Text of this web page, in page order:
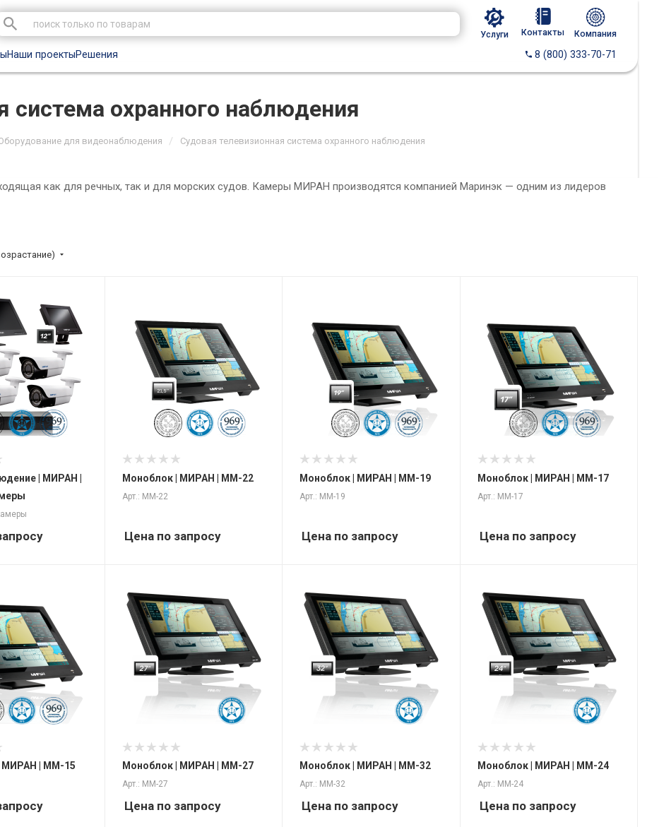
Услуги Контакты Компания
Наши проектыРешения 8 (800) 333-70-71
система охранного наблюдения
для видеонаблюдения / Судовая телевизионная система охранного наблюдения
как для речных, так и для морских судов. Камеры МИРАН производятся компанией Маринэк — одним из лидеров
| МИРАН |
Моноблок | МИРАН | ММ-22
Арт.: ММ-22
Цена по запросу
Моноблок | МИРАН | ММ-19
Арт.: ММ-19
Цена по запросу
Моноблок | МИРАН | ММ-17
Арт.: ММ-17
Цена по запросу
МИРАН | ММ-15 Моноблок | МИРАН | ММ-27
Арт.: ММ-27
Цена по запросу
Моноблок | МИРАН | ММ-32
Арт.: ММ-32
Цена по запросу
Моноблок | МИРАН | ММ-24
Арт.: ММ-24
Цена по запросу